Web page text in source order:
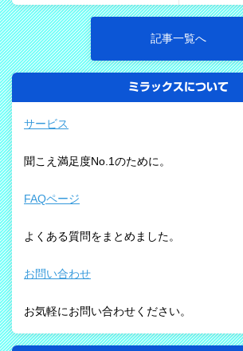
記事一覧へ
ミラックスについて
サービス
聞こえ満足度No.1のために。
FAQページ
よくある質問をまとめました。
お問い合わせ
お気軽にお問い合わせください。